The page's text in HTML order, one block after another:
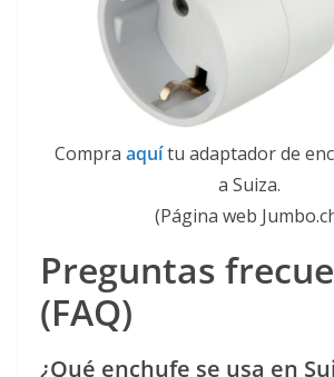
Compra aquítu adaptador de
a Suiza.
(Página web
Preguntas
(FAQ)
¿Qué enchufe se usa en